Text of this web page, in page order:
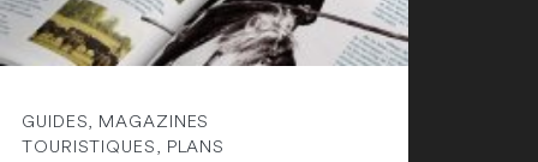
GUIDES, MAGAZINES
TOURISTIQUES, PLANS